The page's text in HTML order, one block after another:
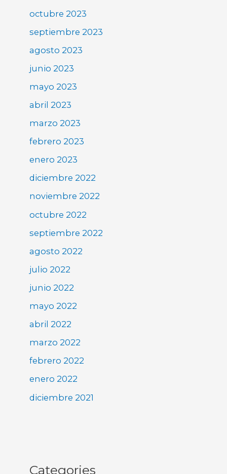
octubre 2023
septiembre 2023
agosto 2023
junio 2023
mayo 2023
abril 2023
marzo 2023
febrero 2023
enero 2023
diciembre 2022
noviembre 2022
octubre 2022
septiembre 2022
agosto 2022
julio 2022
junio 2022
mayo 2022
abril 2022
marzo 2022
febrero 2022
enero 2022
diciembre 2021
Categories